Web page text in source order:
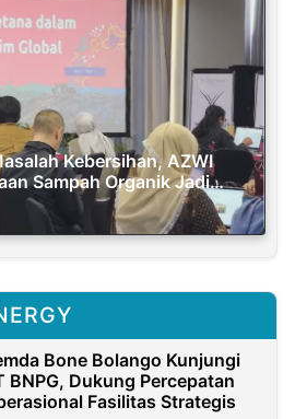
Kebersihan, AZWI
Sampah Organik Jadi
Bone Bolango Kunjungi
BNPG, Dukung Percepatan
Fasilitas Strategis